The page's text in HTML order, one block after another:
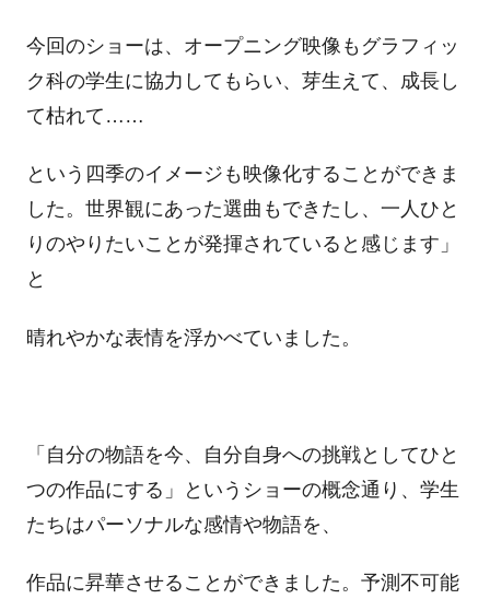
今回のショーは、オープニング映像もグラフィッ
ク科の学生に協力してもらい、芽生えて、成長し
て枯れて……
という四季のイメージも映像化することができま
した。世界観にあった選曲もできたし、一人ひと
りのやりたいことが発揮されていると感じます」
と
晴れやかな表情を浮かべていました。
「自分の物語を今、自分自身への挑戦としてひと
つの作品にする」というショーの概念通り、学生
たちはパーソナルな感情や物語を、
作品に昇華させることができました。予測不可能